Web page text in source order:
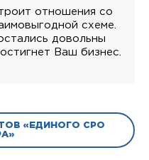
отношения со
схеме.
довольны
Ваш бизнес.
«ЕДИНОГО СРО